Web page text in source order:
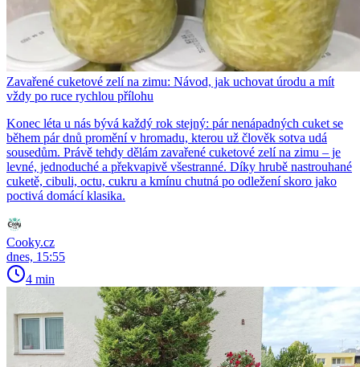
Zavařené cuketové zelí na zimu: Návod, jak uchovat úrodu a mít
vždy po ruce rychlou přílohu
Konec léta u nás bývá každý rok stejný: pár nenápadných cuket se
během pár dnů promění v hromadu, kterou už člověk sotva udá
sousedům. Právě tehdy dělám zavařené cuketové zelí na zimu – je
levné, jednoduché a překvapivě všestranné. Díky hrubě nastrouhané
cuketě, cibuli, octu, cukru a kmínu chutná po odležení skoro jako
poctivá domácí klasika.
Cooky.cz
dnes, 15:55
4 min